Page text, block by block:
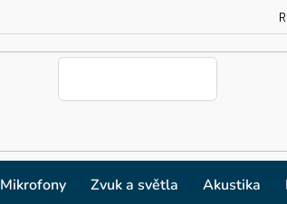
Mikrofony Zvuk a světla Akustika